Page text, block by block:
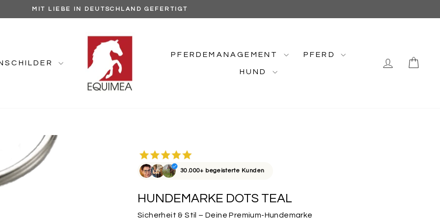
Pause
MIT LIEBE IN DEUTSCHLAND GEFERTIGT
PFERDEMANAGEMENT PFERD
HUND
30.000+ begeisterte Kunden
HUNDEMARKE DOTS TEAL
Sicherheit & Stil – Deine Premium-Hundemarke